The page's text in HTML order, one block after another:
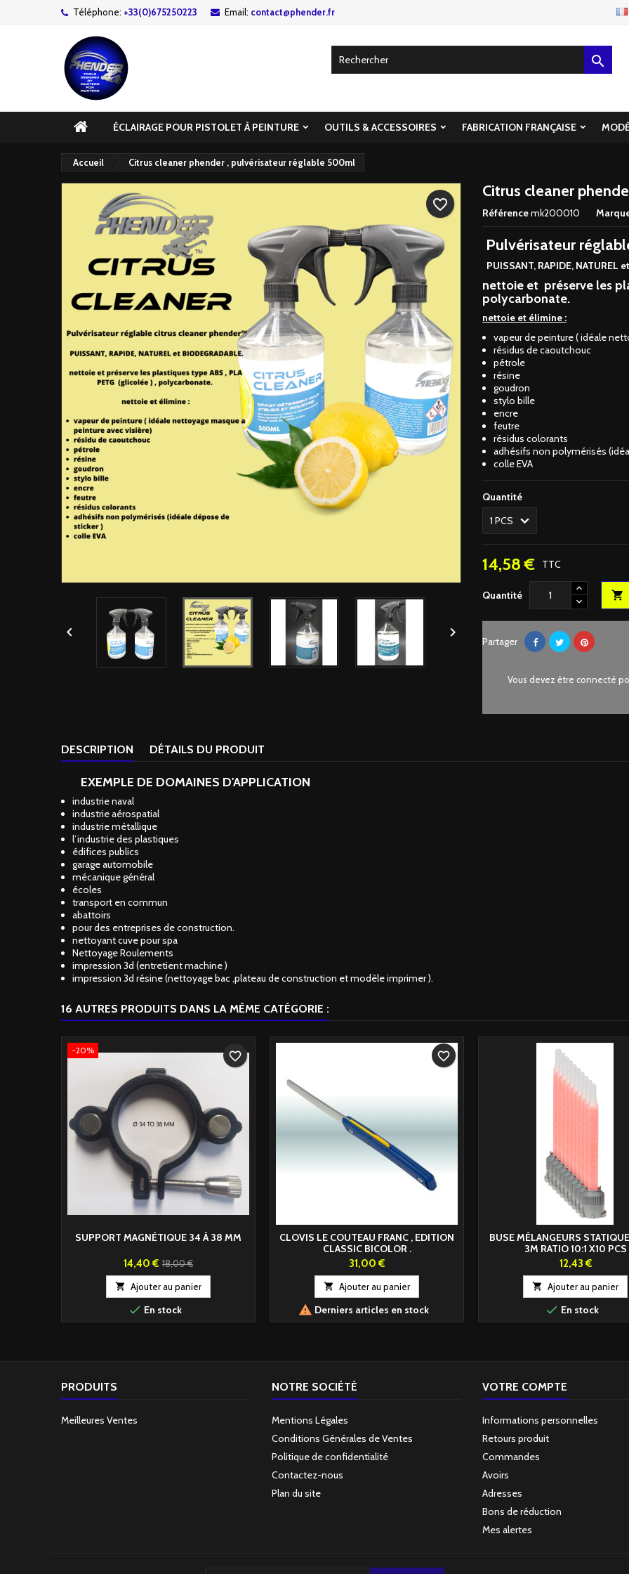
Téléphone: +33(0)675250223 Email: contact@phender.fr

ÉCLAIRAGE POUR PISTOLET À PEINTURE OUTILS & ACCESSOIRES FABRICATION FRANÇAISE
Accueil Citrus cleaner phender , pulvérisateur réglable 500ml
favorite_border
 
Citrus cleaner
Référencemk200010
Pulvérisateur
PUISSANT, RAPIDE, NATUREL
nettoie et préserve les
polycarbonate.
nettoie et élimine :
vapeur de peinture ( idéale
résidus de caoutchouc
pétrole
résine
goudron
stylo bille
encre
feutre
résidus colorants
adhésifs non polymérisés
colle EVA
Quantité
14,58 € TTC
Quantité 
Partager
Vous devez être connecté
DESCRIPTION DÉTAILS DU PRODUIT
EXEMPLE DE DOMAINES D'APPLICATION
industrie naval
industrie aérospatial
industrie métallique
l’industrie des plastiques
édifices publics
garage automobile
mécanique général
écoles
transport en commun
abattoirs
pour des entreprises de construction.
nettoyant cuve pour spa
Nettoyage Roulements
impression 3d (entretient machine )
impression 3d résine (nettoyage bac ,plateau de construction et modèle imprimer ).
16 AUTRES PRODUITS DANS LA MÊME CATÉGORIE :
-20%
SUPPORT MAGNÉTIQUE 34 À 38 MM
Prix
14,40 € Prix
base
18,00 €
 Ajouter au panier
 En stock
favorite_border
CLOVIS LE COUTEAU FRANC , EDITION
CLASSIC BICOLOR .
Prix
31,00 €
 Ajouter au panier
 Derniers articles en stock
favorite_border
BUSE MÉLANGEURS
3M RATIO 10:1 X10 PCS
Prix
12,43 €
 Ajouter au panier
 En stock
PRODUITS
Meilleures Ventes
NOTRE SOCIÉTÉ
Mentions Légales
Conditions Générales de Ventes
Politique de confidentialité
Contactez-nous
Plan du site
VOTRE COMPTE
Informations personnelles
Retours produit
Commandes
Avoirs
Adresses
Bons de réduction
Mes alertes